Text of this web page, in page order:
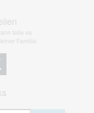
teile es
Familie.